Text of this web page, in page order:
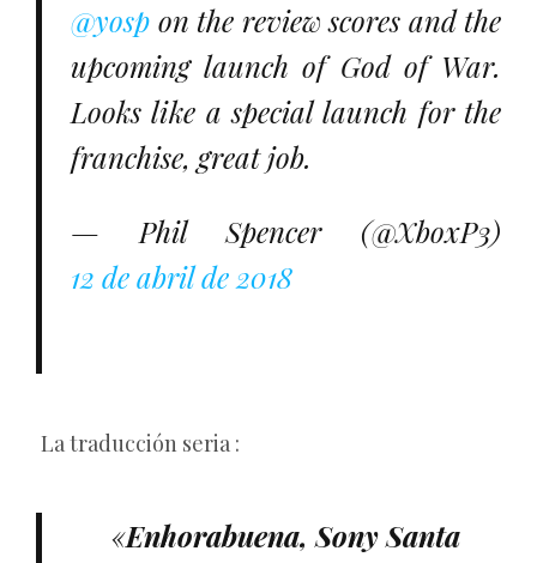
@yosp on the review scores and the
upcoming launch of God of War.
Looks like a special launch for the
franchise, great job.
— Phil Spencer (@XboxP3)
12 de abril de 2018
La traducción seria :
«Enhorabuena, Sony Santa